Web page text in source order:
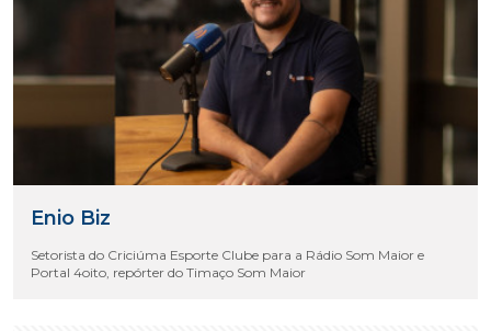
Enio Biz
Setorista do Criciúma Esporte Clube para a Rádio Som Maior e
Portal 4oito, repórter do Timaço Som Maior